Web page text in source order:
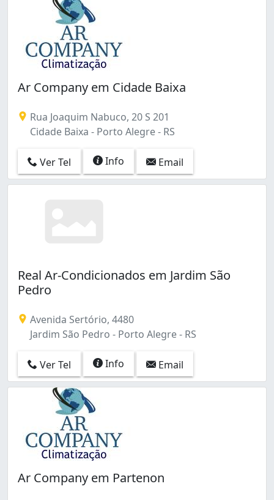
Ar Company em Cidade Baixa
Rua Joaquim Nabuco, 20 S 201
Cidade Baixa - Porto Alegre - RS
Ver Tel Info Email
Real Ar-Condicionados em Jardim São
Pedro
Avenida Sertório, 4480
Jardim São Pedro - Porto Alegre - RS
Ver Tel Info Email
Ar Company em Partenon